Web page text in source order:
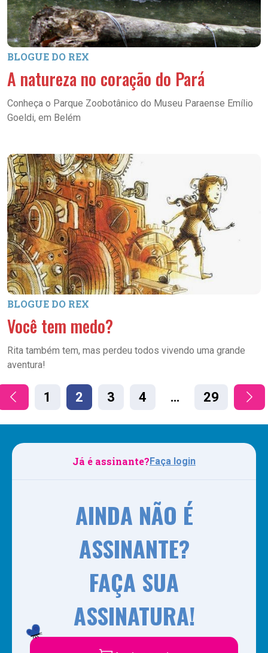
BLOGUE DO REX
A natureza no coração do Pará
Conheça o Parque Zoobotânico do Museu Paraense Emílio
Goeldi, em Belém
BLOGUE DO REX
Você tem medo?
Rita também tem, mas perdeu todos vivendo uma grande
aventura!
1 2 3 4 … 29
Já é assinante?Faça login
AINDA NÃO É
ASSINANTE?
FAÇA SUA
ASSINATURA!